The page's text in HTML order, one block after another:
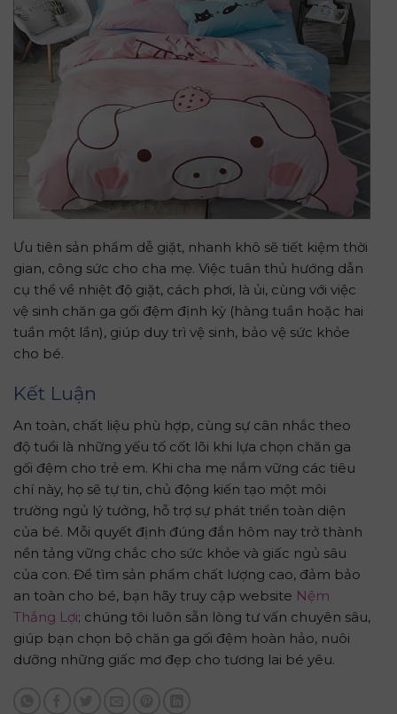
Ưu tiên sản phẩm dễ giặt, nhanh khô sẽ tiết kiệm thời
gian, công sức cho cha mẹ. Việc tuân thủ hướng dẫn
cụ thể về nhiệt độ giặt, cách phơi, là ủi, cùng với việc
vệ sinh chăn ga gối đệm định kỳ (hàng tuần hoặc hai
tuần một lần), giúp duy trì vệ sinh, bảo vệ sức khỏe
cho bé.
Kết Luận
An toàn, chất liệu phù hợp, cùng sự cân nhắc theo
độ tuổi là những yếu tố cốt lõi khi lựa chọn chăn ga
gối đệm cho trẻ em. Khi cha mẹ nắm vững các tiêu
chí này, họ sẽ tự tin, chủ động kiến tạo một môi
trường ngủ lý tưởng, hỗ trợ sự phát triển toàn diện
của bé. Mỗi quyết định đúng đắn hôm nay trở thành
nền tảng vững chắc cho sức khỏe và giấc ngủ sâu
của con. Để tìm sản phẩm chất lượng cao, đảm bảo
an toàn cho bé, bạn hãy truy cập website Nệm
Thắng Lợi; chúng tôi luôn sẵn lòng tư vấn chuyên sâu,
giúp bạn chọn bộ chăn ga gối đệm hoàn hảo, nuôi
dưỡng những giấc mơ đẹp cho tương lai bé yêu.